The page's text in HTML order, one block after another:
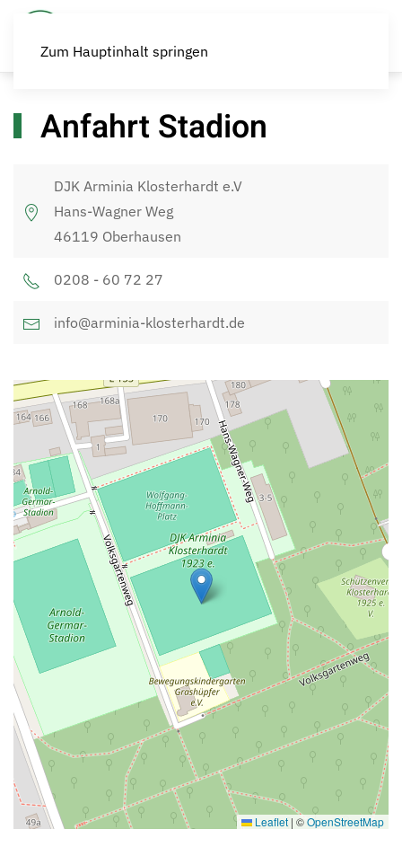
Zum Hauptinhalt springen
Anfahrt Stadion
DJK Arminia Klosterhardt e.V
Hans-Wagner Weg
46119 Oberhausen
0208 - 60 72 27
info@arminia-klosterhardt.de
Leaflet | ©OpenStreetMap